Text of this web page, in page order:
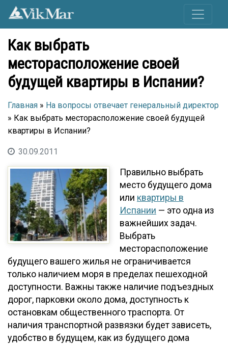
Как выбрать
месторасположение своей
будущей квартиры в Испании?
Главная » На вопросы отвечает генеральный директор
» Как выбрать месторасположение своей будущей
квартиры в Испании?
30.09.2011
Правильно выбрать
место будущего дома
или квартиры в
Испании — это одна из
важнейших задач.
Выбрать
месторасположение
будущего вашего жилья не ограничивается
только наличием моря в пределах пешеходной
доступности. Важны также наличие подъездных
дорог, парковки около дома, доступность к
остановкам общественного траспорта. От
наличия транспортной развязки будет зависеть,
удобство в будущем, как из будущего дома